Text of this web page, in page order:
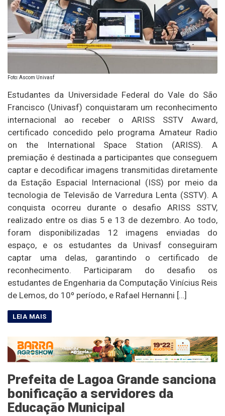
Foto: Ascom Univasf
Estudantes da Universidade Federal do Vale do São
Francisco (Univasf) conquistaram um reconhecimento
internacional ao receber o ARISS SSTV Award,
certificado concedido pelo programa Amateur Radio
on the International Space Station (ARISS). A
premiação é destinada a participantes que conseguem
captar e decodificar imagens transmitidas diretamente
da Estação Espacial Internacional (ISS) por meio da
tecnologia de Televisão de Varredura Lenta (SSTV). A
conquista ocorreu durante o desafio ARISS SSTV,
realizado entre os dias 5 e 13 de dezembro. Ao todo,
foram disponibilizadas 12 imagens enviadas do
espaço, e os estudantes da Univasf conseguiram
captar uma delas, garantindo o certificado de
reconhecimento. Participaram do desafio os
estudantes de Engenharia da Computação Vinícius Reis
de Lemos, do 10º período, e Rafael Hernanni […]
Prefeita de Lagoa Grande sanciona
bonificação a servidores da
Educação Municipal